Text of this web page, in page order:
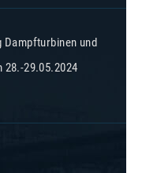
Dampfturbinen und
28.-29.05.2024